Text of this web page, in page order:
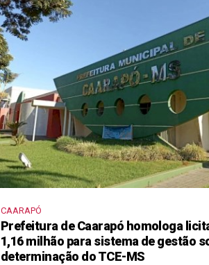
CAARAPÓ
Prefeitura de Caarapó homologa
1,16 milhão para sistema de gestão
determinação do TCE-MS